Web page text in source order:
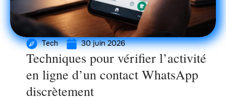
Tech 30 juin 2026
Techniques pour vérifier l’activité
en ligne d’un contact WhatsApp
discrètement